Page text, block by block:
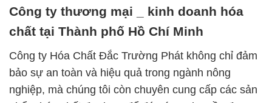
Công ty thương mại _ kinh doanh hóa
chất tại Thành phố Hồ Chí Minh
Công ty Hóa Chất Đắc Trường Phát không chỉ đảm
bảo sự an toàn và hiệu quả trong ngành nông
nghiệp, mà chúng tôi còn chuyên cung cấp các sản